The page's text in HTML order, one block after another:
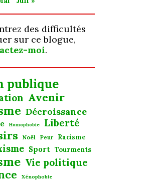
des difficultés
sur ce blogue,
moi.
publique
Avenir
Décroissance
Homophobie Liberté
Noël Peur
Racisme
Sport Tourments
Vie politique
Xénophobie